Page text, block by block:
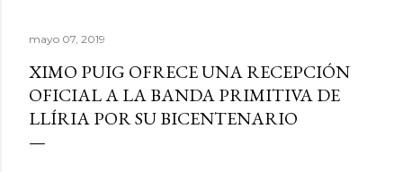
mayo 07, 2019
XIMO PUIG OFRECE UNA RECEPCIÓN
OFICIAL A LA BANDA PRIMITIVA DE
LLÍRIA POR SU BICENTENARIO